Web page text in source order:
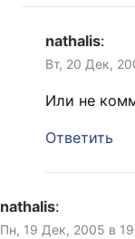
nathalis:
Вт, 20 Дек,
Или не
Ответить
nathalis:
Пн, 19 Дек, 2005 в